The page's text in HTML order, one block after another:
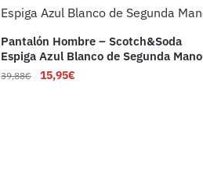
Pantalón Hombre – Scotch&Soda
Espiga Azul Blanco de Segunda Mano
39,88€ 15,95€